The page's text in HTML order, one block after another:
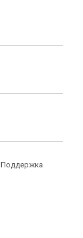
Поддержка